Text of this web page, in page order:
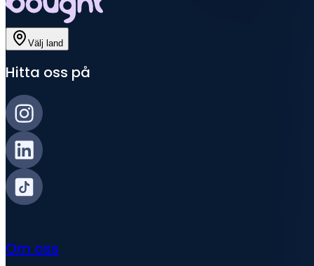
Välj land
Hitta oss på
Om oss